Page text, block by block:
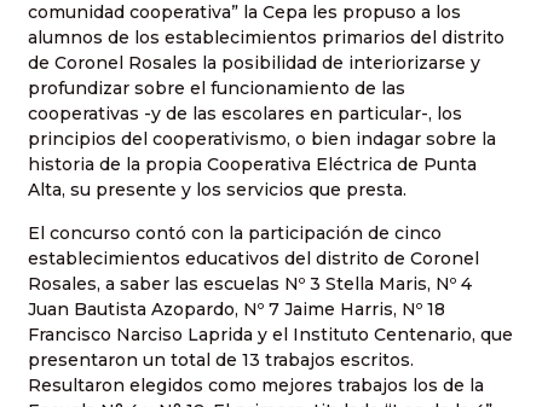
comunidad cooperativa” la Cepa les propuso a los
alumnos de los establecimientos primarios del distrito
de Coronel Rosales la posibilidad de interiorizarse y
profundizar sobre el funcionamiento de las
cooperativas -y de las escolares en particular-, los
principios del cooperativismo, o bien indagar sobre la
historia de la propia Cooperativa Eléctrica de Punta
Alta, su presente y los servicios que presta.
El concurso contó con la participación de cinco
establecimientos educativos del distrito de Coronel
Rosales, a saber las escuelas Nº 3 Stella Maris, Nº 4
Juan Bautista Azopardo, Nº 7 Jaime Harris, Nº 18
Francisco Narciso Laprida y el Instituto Centenario, que
presentaron un total de 13 trabajos escritos.
Resultaron elegidos como mejores trabajos los de la